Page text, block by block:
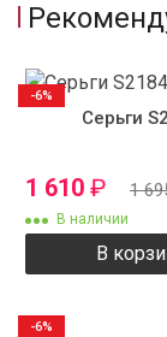
Серьги
1 610 ₽ 1
В наличии
В
-6%
-6%